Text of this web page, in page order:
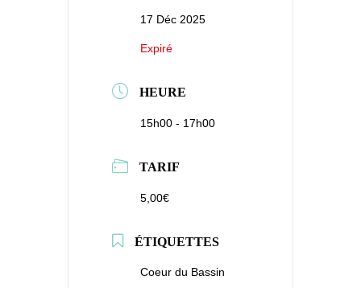
17 Déc 2025
Expiré
HEURE
15h00 - 17h00
TARIF
5,00€
ÉTIQUETTES
Coeur du Bassin